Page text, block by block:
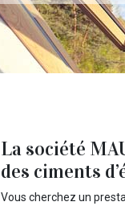
La société
des ciments
Vous cherchez un